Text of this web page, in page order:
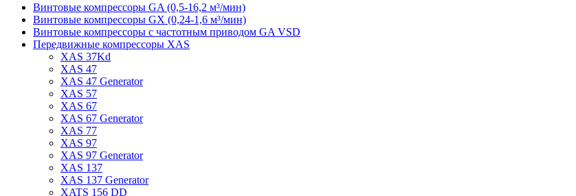
Винтовые компрессоры GA (0,5-16,2 м³/мин)
Винтовые компрессоры GX (0,24-1,6 м³/мин)
Винтовые компрессоры с частотным приводом GA VSD
Передвижные компрессоры XAS
XAS 37Kd
XAS 47
XAS 47 Generator
XAS 57
XAS 67
XAS 67 Generator
XAS 77
XAS 97
XAS 97 Generator
XAS 137
XAS 137 Generator
XATS 156 DD